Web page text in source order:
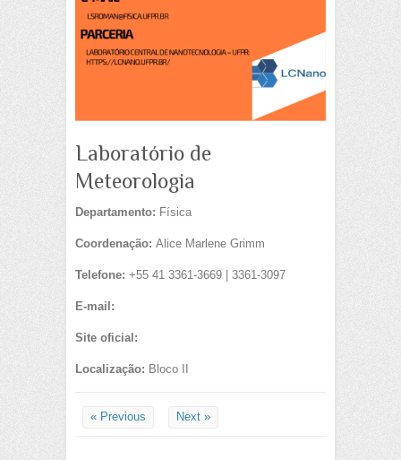
Laboratório de
Meteorologia
Departamento: Física
Coordenação: Alice Marlene Grimm
Telefone: +55 41 3361-3669 | 3361-3097
E-mail:
Site oficial:
Localização: Bloco II
« Previous Next »